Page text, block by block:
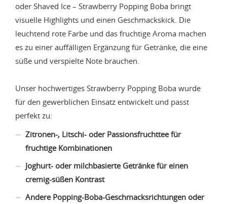
oder Shaved Ice – Strawberry Popping Boba bringt
visuelle Highlights und einen Geschmackskick. Die
leuchtend rote Farbe und das fruchtige Aroma machen
es zu einer auffälligen Ergänzung für Getränke, die eine
süße und verspielte Note brauchen.
Unser hochwertiges Strawberry Popping Boba wurde
für den gewerblichen Einsatz entwickelt und passt
perfekt zu:
Zitronen-, Litschi- oder Passionsfruchttee für
fruchtige Kombinationen
Joghurt- oder milchbasierte Getränke für einen
cremig-süßen Kontrast
Andere Popping-Boba-Geschmacksrichtungen oder